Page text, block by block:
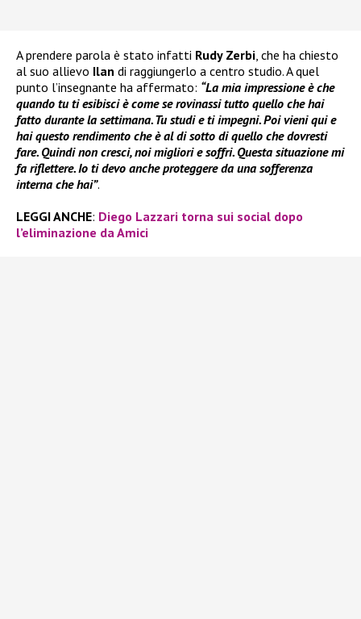
A prendere parola è stato infatti Rudy Zerbi, che ha chiesto
al suo allievo Ilan di raggiungerlo a centro studio. A quel
punto l’insegnante ha affermato: “La mia impressione è che
quando tu ti esibisci è come se rovinassi tutto quello che hai
fatto durante la settimana. Tu studi e ti impegni. Poi vieni qui e
hai questo rendimento che è al di sotto di quello che dovresti
fare. Quindi non cresci, noi migliori e soffri. Questa situazione mi
fa riflettere. Io ti devo anche proteggere da una sofferenza
interna che hai”.
LEGGI ANCHE: Diego Lazzari torna sui social dopo
l’eliminazione da Amici